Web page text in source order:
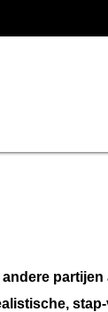
partijen